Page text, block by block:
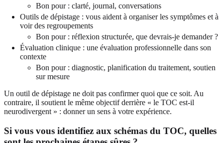
Bon pour : clarté, journal, conversations
Outils de dépistage : vous aident à organiser les symptômes et à
voir des regroupements
Bon pour : réflexion structurée, que devrais-je demander ?
Évaluation clinique : une évaluation professionnelle dans son
contexte
Bon pour : diagnostic, planification du traitement, soutien
sur mesure
Un outil de dépistage ne doit pas confirmer quoi que ce soit. Au
contraire, il soutient le même objectif derrière « le TOC est-il
neurodivergent » : donner un sens à votre expérience.
Si vous vous identifiez aux schémas du TOC, quelles